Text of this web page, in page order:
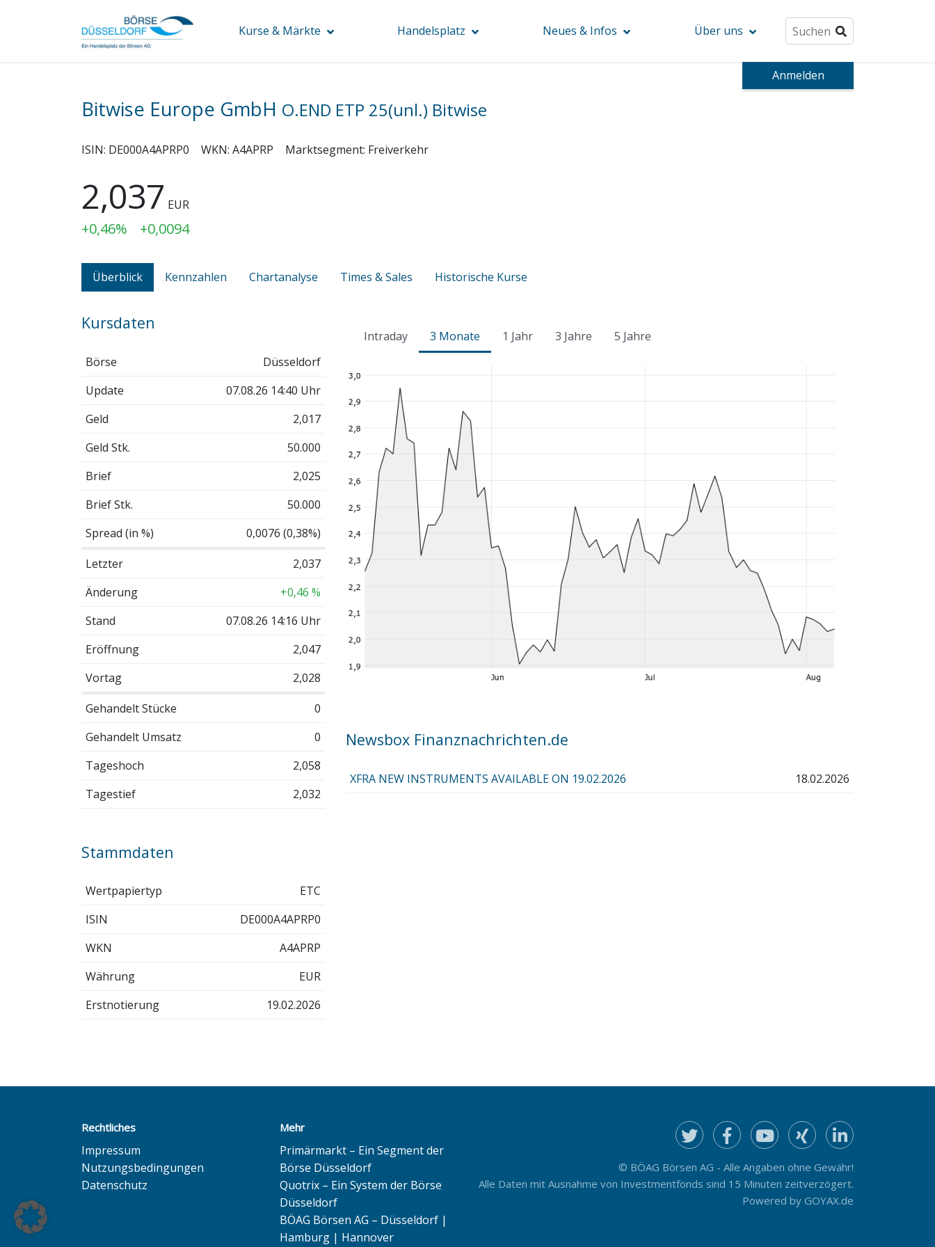
Kurse & Märkte Handelsplatz Neues & Infos Über uns
Anmelden
Bitwise Europe GmbH O.END ETP 25(unl.) Bitwise
ISIN: DE000A4APRP0 WKN: A4APRP Marktsegment: Freiverkehr
2,037 EUR
+0,46% +0,0094
Überblick Kennzahlen Chartanalyse Times & Sales Historische Kurse
Kursdaten
Börse
Düsseldorf
Update
07.08.26 14:40 Uhr
Geld
2,017
Geld Stk.
50.000
Brief
2,025
Brief Stk.
50.000
Spread (in %)
0,0076 (0,38%)
Letzter
2,037
Änderung
+0,46 %
Stand
07.08.26 14:16 Uhr
Eröffnung
2,047
Vortag
2,028
Gehandelt Stücke
0
Gehandelt Umsatz
0
Tageshoch
2,058
Tagestief
2,032
Stammdaten
Wertpapiertyp
ETC
ISIN
DE000A4APRP0
WKN
A4APRP
Währung
EUR
Erstnotierung
19.02.2026
Intraday 3 Monate 1 Jahr 3 Jahre 5 Jahre
Newsbox Finanznachrichten.de
XFRA NEW INSTRUMENTS AVAILABLE ON 19.02.2026 18.02.2026
Rechtliches
Impressum
Nutzungsbedingungen
Datenschutz
Mehr
Primärmarkt – Ein Segment der
Börse Düsseldorf
Quotrix – Ein System der Börse
Düsseldorf
BÖAG Börsen AG – Düsseldorf |
Hamburg | Hannover
© BÖAG Börsen AG - Alle Angaben ohne Gewähr!
Alle Daten mit Ausnahme von Investmentfonds sind 15 Minuten zeitverzögert.
Powered by GOYAX.de